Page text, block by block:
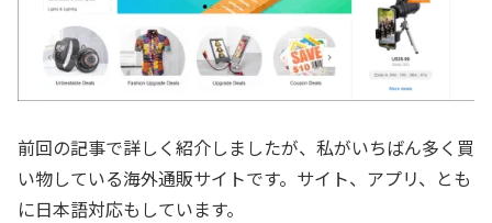
前回の記事で詳しく紹介しましたが、私がいちばん多く買
い物している海外通販サイトです。サイト、アプリ、とも
に日本語対応もしています。